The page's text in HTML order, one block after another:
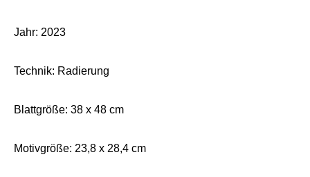
Jahr: 2023
Technik: Radierung
Blattgröße: 38 x 48 cm
Motivgröße: 23,8 x 28,4 cm